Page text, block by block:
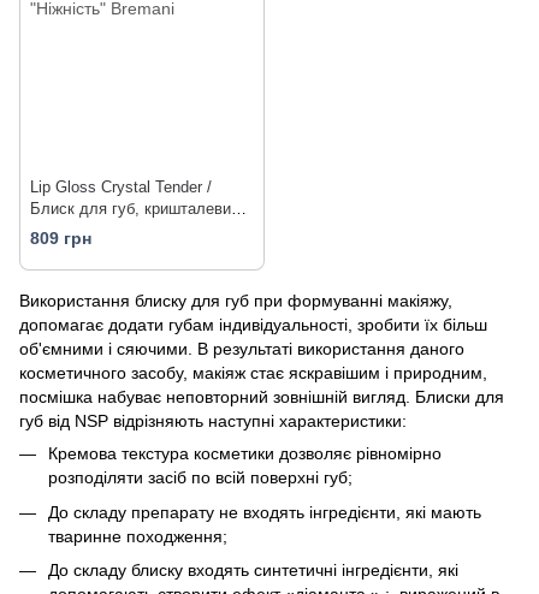
Lip Gloss Crystal Tender /
Блиск для губ, кришталевий
гель "Ніжність"
809 грн
Використання блиску для губ при формуванні макіяжу,
допомагає додати губам індивідуальності, зробити їх більш
об'ємними і сяючими. В результаті використання даного
косметичного засобу, макіяж стає яскравішим і природним,
посмішка набуває неповторний зовнішній вигляд. Блиски для
губ від NSP відрізняють наступні характеристики:
Кремова текстура косметики дозволяє рівномірно
розподіляти засіб по всій поверхні губ;
До складу препарату не входять інгредієнти, які мають
тваринне походження;
До складу блиску входять синтетичні інгредієнти, які